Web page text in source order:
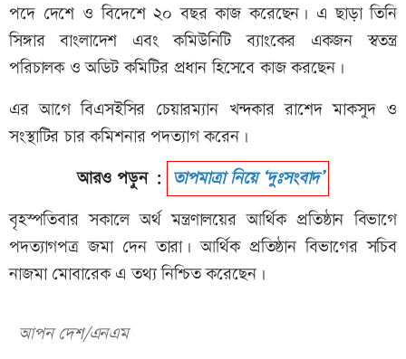
পদে দেশে ও বিদেশে ২০ বছর কাজ করেছেন। এ ছাড়া তিনি
সিঙ্গার বাংলাদেশ এবং কমিউনিটি ব্যাংকের একজন স্বতন্ত্র
পরিচালক ও অডিট কমিটির প্রধান হিসেবে কাজ করছেন।
এর আগে বিএসইসির চেয়ারম্যান খন্দকার রাশেদ মাকসুদ ও
সংস্থাটির চার কমিশনার পদত্যাগ করেন।
আরও পড়ুন : তাপমাত্রা নিয়ে ‘দুঃসংবাদ’
বৃহস্পতিবার সকালে অর্থ মন্ত্রণালয়ের আর্থিক প্রতিষ্ঠান বিভাগে
পদত্যাগপত্র জমা দেন তারা। আর্থিক প্রতিষ্ঠান বিভাগের সচিব
নাজমা মোবারেক এ তথ্য নিশ্চিত করেছেন।
আপন দেশ/এনএম